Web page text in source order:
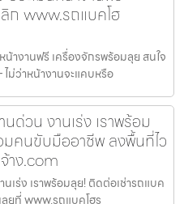
ก www.รถแบคโฮ
างานฟรี เครื่องจักรพร้อมลุย สนใจ
ม่ว่าหน้างานจะแคบหรือ
ด่วน งานเร่ง เราพร้อม
มคนขับมืออาชีพ ลงพื้นที่ไว
าง.com
เร่ง เราพร้อมลุย! ติดต่อเช่ารถแบค
ยที่ www.รถแบคโฮร